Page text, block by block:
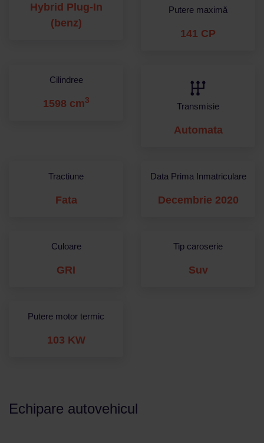
Hybrid Plug-In
(benz)
Putere maximă
141 CP
Cilindree
1598 cm3
Transmisie
Automata
Tractiune
Fata
Data Prima Inmatriculare
Decembrie 2020
Culoare
GRI
Tip caroserie
Suv
Putere motor termic
103 KW
Echipare autovehicul